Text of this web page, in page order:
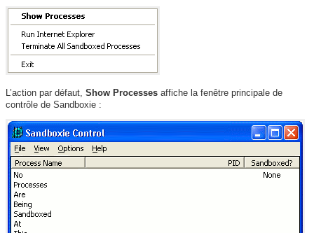
L’action par défaut, Show Processes affiche la fenêtre principale de
contrôle de Sandboxie :